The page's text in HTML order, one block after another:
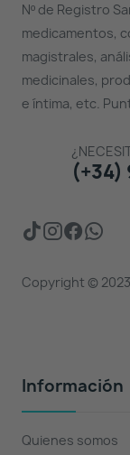
Nº de Registro
medicamentos,
magistrales,
medicinales,
e íntima, etc.
(+34)
Copyright ©
Información
Quienes somos